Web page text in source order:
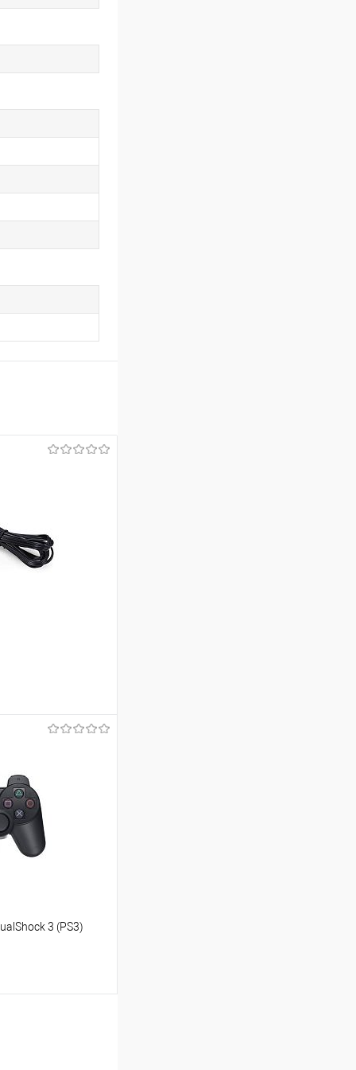
Сравнение
Недоступно
3 (PS3)